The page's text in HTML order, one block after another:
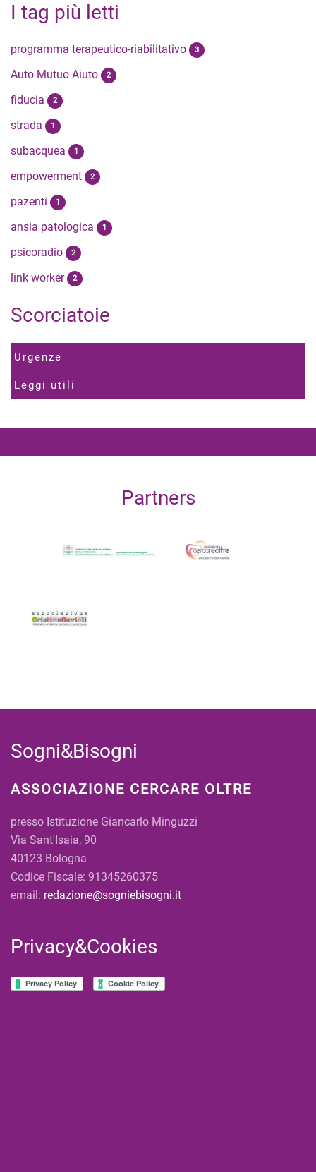
I tag più letti
programma terapeutico-riabilitativo 3
Auto Mutuo Aiuto 2
fiducia 2
strada 1
subacquea 1
empowerment 2
pazenti 1
ansia patologica 1
psicoradio 2
link worker 2
Scorciatoie
Urgenze
Leggi utili
Partners
Sogni&Bisogni
ASSOCIAZIONE CERCARE OLTRE
presso Istituzione Giancarlo Minguzzi
Via Sant'Isaia, 90
40123 Bologna
Codice Fiscale: 91345260375
email: redazione@sogniebisogni.it
Privacy&Cookies